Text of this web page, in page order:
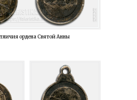
ордена Святой Анны